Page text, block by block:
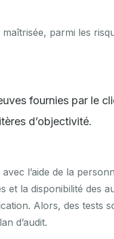
parmi les
fournies par le
d’objectivité.
l’aide de la
et la disponibilité des
Alors, des tests
d’audit.